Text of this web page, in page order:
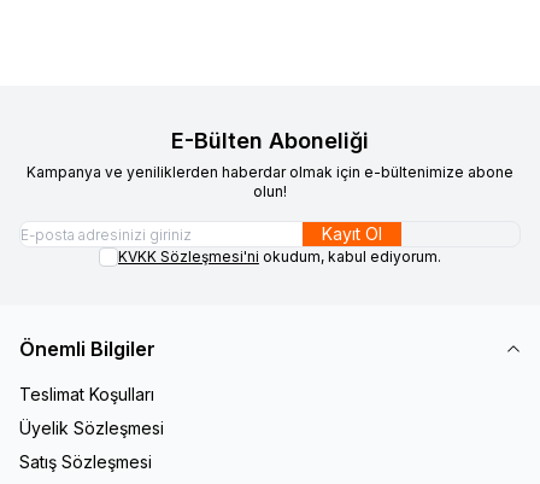
E-Bülten Aboneliği
Kampanya ve yeniliklerden haberdar olmak için e-bültenimize abone
olun!
Kayıt Ol
KVKK Sözleşmesi'ni okudum, kabul ediyorum.
Önemli Bilgiler
Teslimat Koşulları
Üyelik Sözleşmesi
Satış Sözleşmesi